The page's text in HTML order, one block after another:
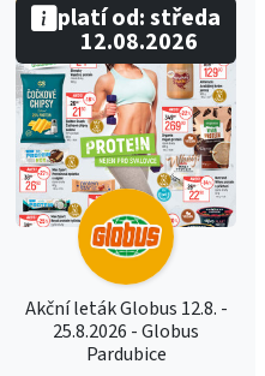
Akční leták Globus 12.8. -
25.8.2026 - Globus
Pardubice
platí od: středa
12.08.2026